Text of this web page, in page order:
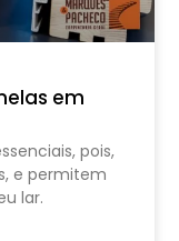
em
pois,
e permitem
lar.